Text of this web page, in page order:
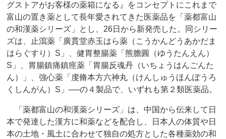
グストアがお客様の薬箱になる』をコンセプトにこれまで
富山の置き薬として長年愛されてきた医薬品を「薬都富山
の和漢薬シリーズ」とし、26日から新発売した。同シリー
ズは、止瀉薬「廣貫堂赤玉はら薬（こうかんどうあかだま
はらぐすり）S」、健胃整腸薬「熊膽圓（ゆうたんえん）
S」、胃腸鎮痛鎮痙薬「胃腸反魂丹（いちょうはんごんた
ん）」、強心薬「虔脩本方六神丸（けんしゅうほんぽうろ
くしんがん）S」──の４製品で、いずれも第２類医薬品。
「薬都富山の和漢薬シリーズ」は、中国から伝来して日
本で発達した漢方に和薬などを配合し、日本人の体質や日
本の土地・風土に合わせて独自の処方とした各種薬効の和